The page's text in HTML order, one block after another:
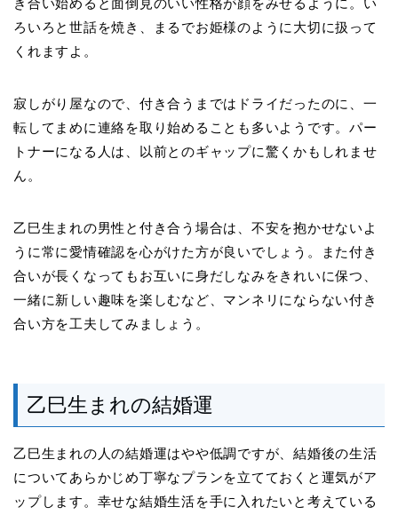
ろいろと世話を焼き、まるでお姫様のように大切に扱って
くれますよ。
寂しがり屋なので、付き合うまではドライだったのに、一
転してまめに連絡を取り始めることも多いようです。パー
トナーになる人は、以前とのギャップに驚くかもしれませ
ん。
乙巳生まれの男性と付き合う場合は、不安を抱かせないよ
うに常に愛情確認を心がけた方が良いでしょう。また付き
合いが長くなってもお互いに身だしなみをきれいに保つ、
一緒に新しい趣味を楽しむなど、マンネリにならない付き
合い方を工夫してみましょう。
乙巳生まれの結婚運
乙巳生まれの人の結婚運はやや低調ですが、結婚後の生活
についてあらかじめ丁寧なプランを立てておくと運気がア
ップします。幸せな結婚生活を手に入れたいと考えている